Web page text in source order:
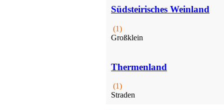
Südsteirisches Weinland
(1)
Großklein
Thermenland
(1)
Straden